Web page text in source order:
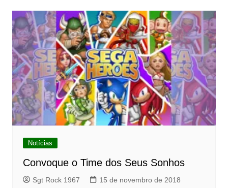
Notícias
Convoque o Time dos Seus Sonhos
Sgt Rock 1967 15 de novembro de 2018